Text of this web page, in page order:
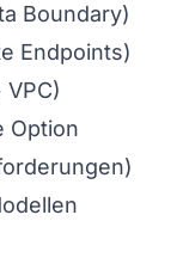
Boundary)
Endpoints)
Option